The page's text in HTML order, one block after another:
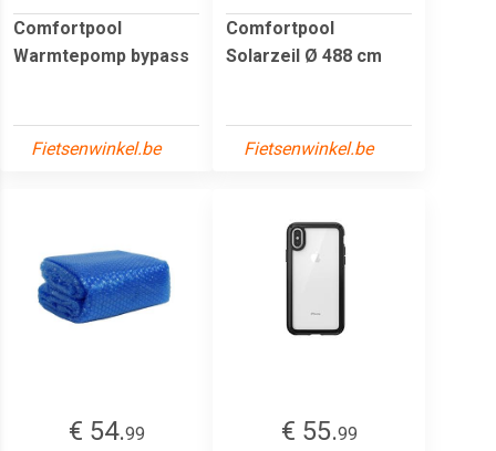
Comfortpool
Warmtepomp bypass
Fietsenwinkel.be
Comfortpool
Solarzeil Ø 488 cm
Fietsenwinkel.be
€ 54.99 € 55.99